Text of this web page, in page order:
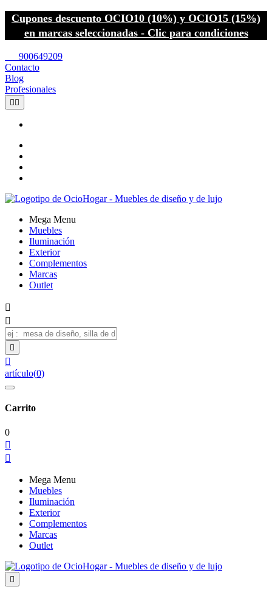
Cupones descuento OCIO10 (10%) y OCIO15 (15%)
en marcas seleccionadas - Clic para condiciones
900649209
Contacto
Blog
Profesionales
 
Mega Menu
Muebles
Iluminación
Exterior
Complementos
Marcas
Outlet




artículo(0)
Carrito
0


Mega Menu
Muebles
Iluminación
Exterior
Complementos
Marcas
Outlet
